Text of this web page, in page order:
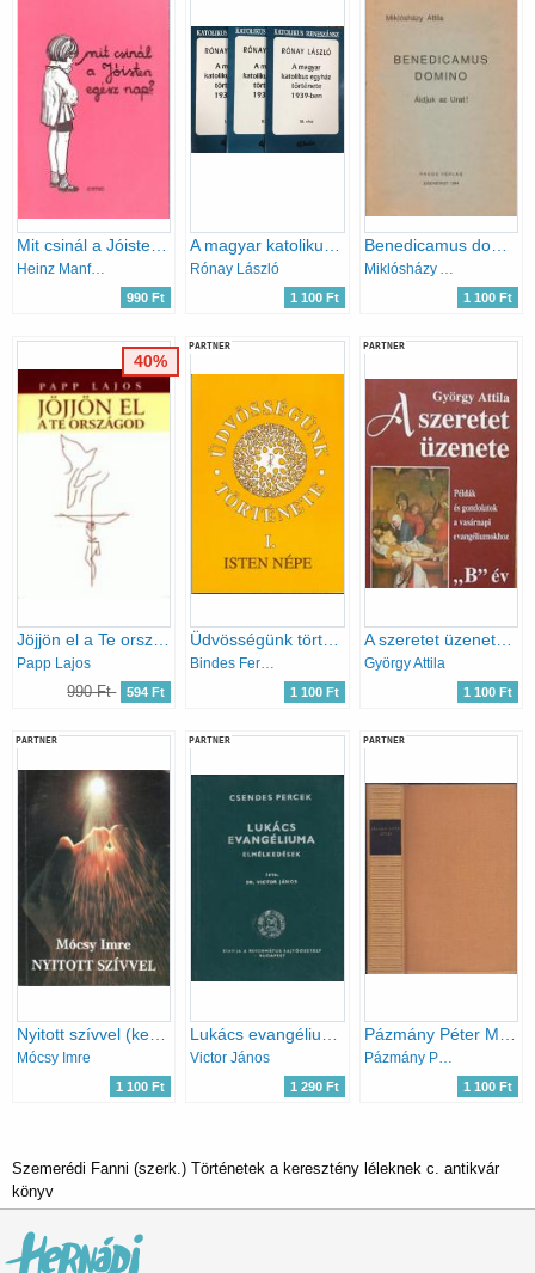
Mit csinál a Jóisten egész nap?
Heinz Manfred Schulz
990 Ft
A magyar katolikus egyház története 1939-ben I-III.
Rónay László
1 100 Ft
Benedicamus domino Áldjuk az Urat!
Miklósházy Attila
1 100 Ft
Papp Lajos
990 Ft 594 Ft
40%
PARTNER
Bindes Ferenc
1 100 Ft
PARTNER
A szeretet üzenete "B" év
György Attila
1 100 Ft
PARTNER
Mócsy Imre
1 100 Ft
PARTNER
Victor János
1 290 Ft
PARTNER
Pázmány Péter
1 100 Ft
Szemerédi Fanni (szerk.) Történetek a keresztény léleknek c. antikvár
könyv